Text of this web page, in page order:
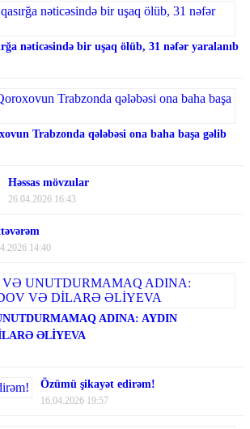
nəticəsində bir uşaq ölüb, 31 nəfər yaralanıb
Trabzonda qələbəsi ona baha başa gəlib
Həssas mövzular
26.04.2026 16:43
14:40
ADINA: AYDIN
ƏLİYEVA
Özümü şikayət edirəm!
16.04.2026 19:57